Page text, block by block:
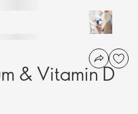
& Vitamin D